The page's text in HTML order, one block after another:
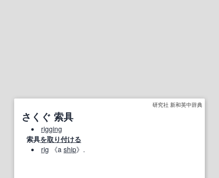
研究社 新和英中辞典
さくぐ 索具
rigging
索具を取り付ける
rig 《a ship》.